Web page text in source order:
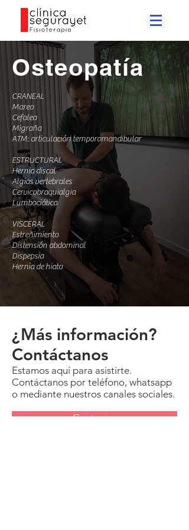
Osteopatía
CRANEAL
Mareo
Cefalea
Migraña
ATM: articulación temporomandibular
ESTRUCTURAL
Hernia discal
Algias vertebrales
Cervicobraquialgia
Lumbociática
VISCERAL
Estreñimiento
Distensión abdominal
Dispepsia
Hernia de hiato
¿Más información?
Contáctanos
Estamos aquí para asistirte.
Contáctanos por teléfono, whatsapp
o mediante nuestros canales sociales.
Contactar